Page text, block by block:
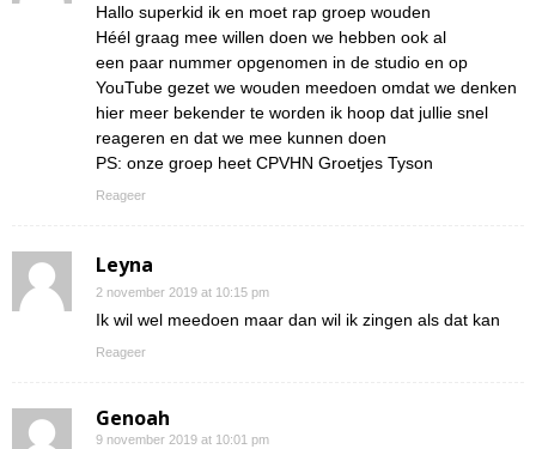
Hallo superkid ik en moet rap groep wouden
Héél graag mee willen doen we hebben ook al
een paar nummer opgenomen in de studio en op
YouTube gezet we wouden meedoen omdat we denken
hier meer bekender te worden ik hoop dat jullie snel
reageren en dat we mee kunnen doen
PS: onze groep heet CPVHN Groetjes Tyson
Reageer
Leyna
2 november 2019 at 10:15 pm
Ik wil wel meedoen maar dan wil ik zingen als dat kan
Reageer
Genoah
9 november 2019 at 10:01 pm